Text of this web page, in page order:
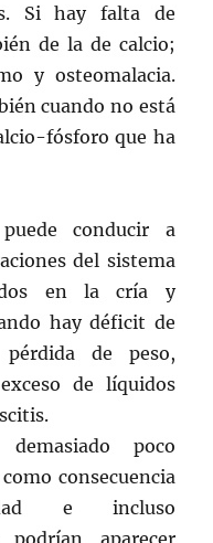
Si hay falta de
de la de calcio;
y osteomalacia.
cuando no está
fósforo que ha
conducir a
del sistema
en la cría y
hay déficit de
de peso,
de líquidos
poco
consecuencia
e incluso
aparecer